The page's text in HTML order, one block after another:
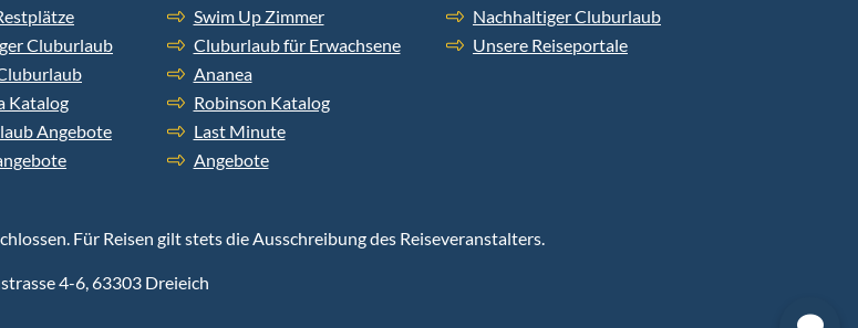
Swim Up Zimmer
Cluburlaub
Cluburlaub für Erwachsene
Ananea
Katalog
Robinson Katalog
Angebote
Last Minute
Angebote
Nachhaltiger Cluburlaub
Unsere Reiseportale
Für Reisen gilt stets die Ausschreibung des Reiseveranstalters.
4-6, 63303 Dreieich